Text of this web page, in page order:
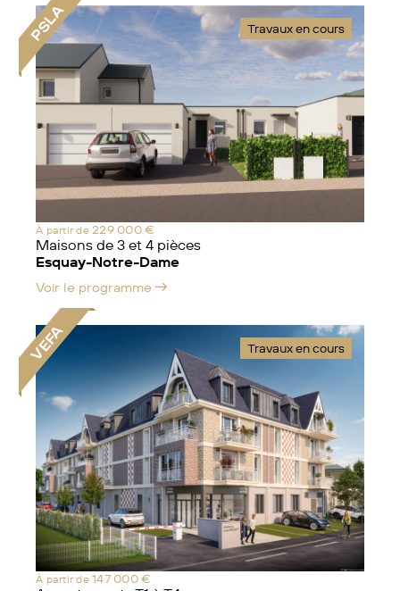
Travaux en cours
À partir de 229 000 €
Maisons de 3 et 4 pièces
Esquay-Notre-Dame
Voir le programme
PSLA
Travaux en cours
À partir de147 000 €
VEFA